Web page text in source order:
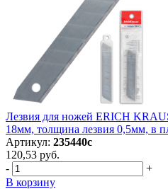
Лезвия для ножей ERICH
18мм, толщина лезвия 0,5мм, в
Артикул: 235440с
120,53 руб.
-
+
В корзину